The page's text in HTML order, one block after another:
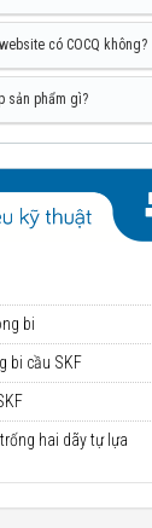
có COCQ không?
sản phẩm gì?
bi
bi cầu SKF
hai dãy tự lựa